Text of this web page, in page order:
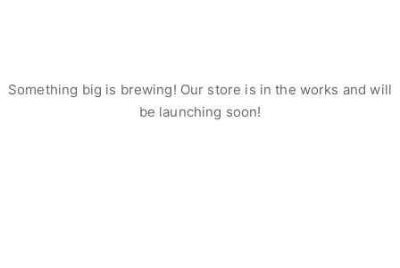
Something big is brewing! Our store is in the works and will
be launching soon!